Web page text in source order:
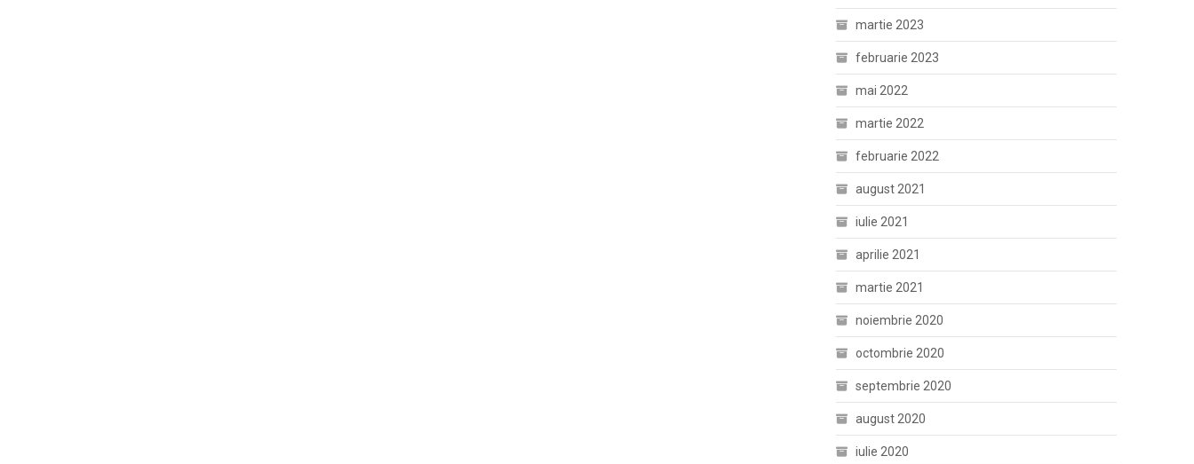
martie 2023
februarie 2023
mai 2022
martie 2022
februarie 2022
august 2021
iulie 2021
aprilie 2021
martie 2021
noiembrie 2020
octombrie 2020
septembrie 2020
august 2020
iulie 2020